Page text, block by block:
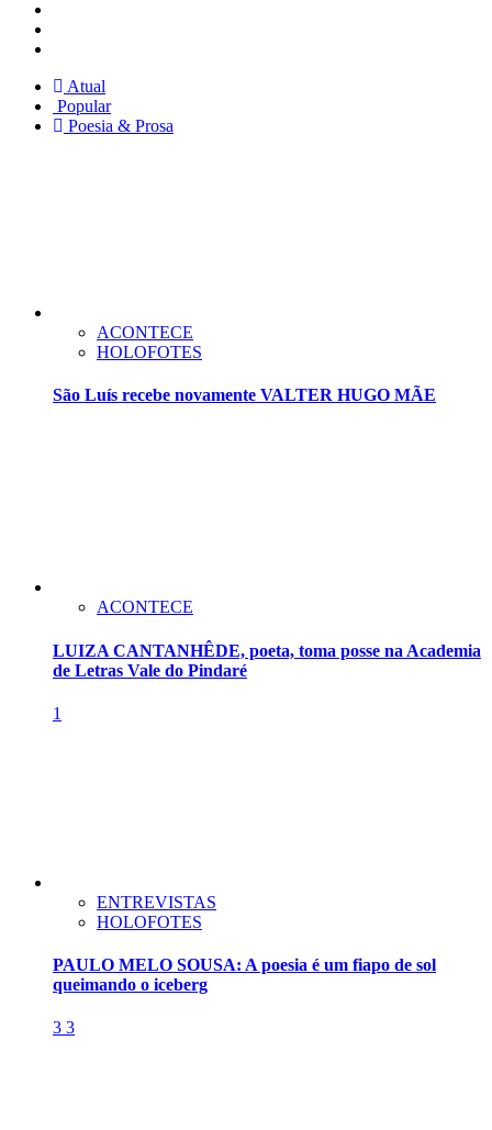
Atual
Popular
Poesia & Prosa
ACONTECE
HOLOFOTES
São Luís recebe novamente VALTER HUGO MÃE
ACONTECE
LUIZA CANTANHÊDE, poeta, toma posse na Academia
de Letras Vale do Pindaré
1
ENTREVISTAS
HOLOFOTES
PAULO MELO SOUSA: A poesia é um fiapo de sol
queimando o iceberg
3 3